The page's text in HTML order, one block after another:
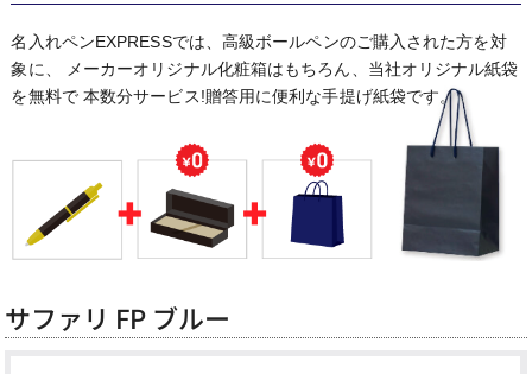
名入れペンEXPRESSでは、高級ボールペンのご購入された方を対
象に、
メーカーオリジナル化粧箱はもちろん、当社オリジナル紙袋
を無料で本数分サービス!贈答用に便利な手提げ紙袋です。
サファリ FP ブルー